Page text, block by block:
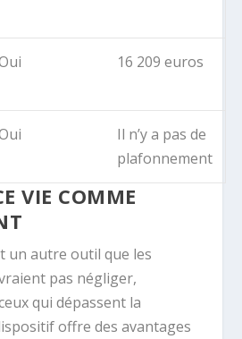
16 209 euros
Il n’y a pas de
plafonnement
VIE COMME
un autre outil que les
pas négliger,
qui dépassent la
offre des avantages